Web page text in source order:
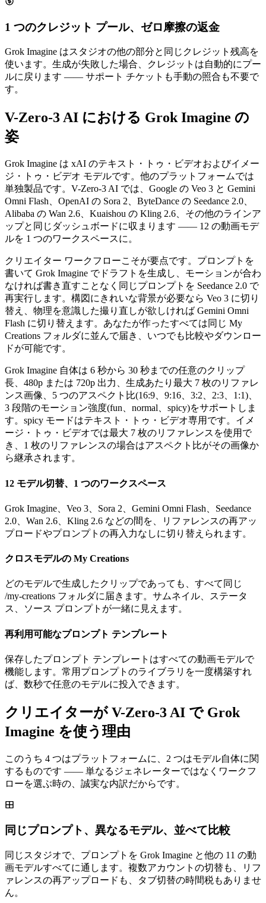
1 つのクレジット プール、ゼロ摩擦の返金
Grok Imagine はスタジオの他の部分と同じクレジット残高を
使います。生成が失敗した場合、クレジットは自動的にプー
ルに戻ります —— サポート チケットも手動の照合も不要で
す。
V-Zero-3 AI における Grok Imagine の
姿
Grok Imagine は xAI のテキスト・トゥ・ビデオおよびイメー
ジ・トゥ・ビデオ モデルです。他のプラットフォームでは
単独製品です。V-Zero-3 AI では、Google の Veo 3 と Gemini
Omni Flash、OpenAI の Sora 2、ByteDance の Seedance 2.0、
Alibaba の Wan 2.6、Kuaishou の Kling 2.6、その他のラインア
ップと同じダッシュボードに収まります —— 12 の動画モデ
ルを 1 つのワークスペースに。
クリエイター ワークフローこそが要点です。プロンプトを
書いて Grok Imagine でドラフトを生成し、モーションが合わ
なければ書き直すことなく同じプロンプトを Seedance 2.0 で
再実行します。構図にきれいな背景が必要なら Veo 3 に切り
替え、物理を意識した撮り直しが欲しければ Gemini Omni
Flash に切り替えます。あなたが作ったすべては同じ My
Creations フォルダに並んで届き、いつでも比較やダウンロー
ドが可能です。
Grok Imagine 自体は 6 秒から 30 秒までの任意のクリップ
長、480p または 720p 出力、生成あたり最大 7 枚のリファレ
ンス画像、5 つのアスペクト比(16:9、9:16、3:2、2:3、1:1)、
3 段階のモーション強度(fun、normal、spicy)をサポートしま
す。spicy モードはテキスト・トゥ・ビデオ専用です。イメ
ージ・トゥ・ビデオでは最大 7 枚のリファレンスを使用で
き、1 枚のリファレンスの場合はアスペクト比がその画像か
ら継承されます。
12 モデル切替、1 つのワークスペース
Grok Imagine、Veo 3、Sora 2、Gemini Omni Flash、Seedance
2.0、Wan 2.6、Kling 2.6 などの間を、リファレンスの再アッ
プロードやプロンプトの再入力なしに切り替えられます。
クロスモデルの My Creations
どのモデルで生成したクリップであっても、すべて同じ
/my-creations フォルダに届きます。サムネイル、ステータ
ス、ソース プロンプトが一緒に見えます。
再利用可能なプロンプト テンプレート
保存したプロンプト テンプレートはすべての動画モデルで
機能します。常用プロンプトのライブラリを一度構築すれ
ば、数秒で任意のモデルに投入できます。
クリエイターが V-Zero-3 AI で Grok
Imagine を使う理由
このうち 4 つはプラットフォームに、2 つはモデル自体に関
するものです —— 単なるジェネレーターではなくワークフ
ローを選ぶ時の、誠実な内訳だからです。
同じプロンプト、異なるモデル、並べて比較
同じスタジオで、プロンプトを Grok Imagine と他の 11 の動
画モデルすべてに通します。複数アカウントの切替も、リフ
ァレンスの再アップロードも、タブ切替の時間税もありませ
ん。